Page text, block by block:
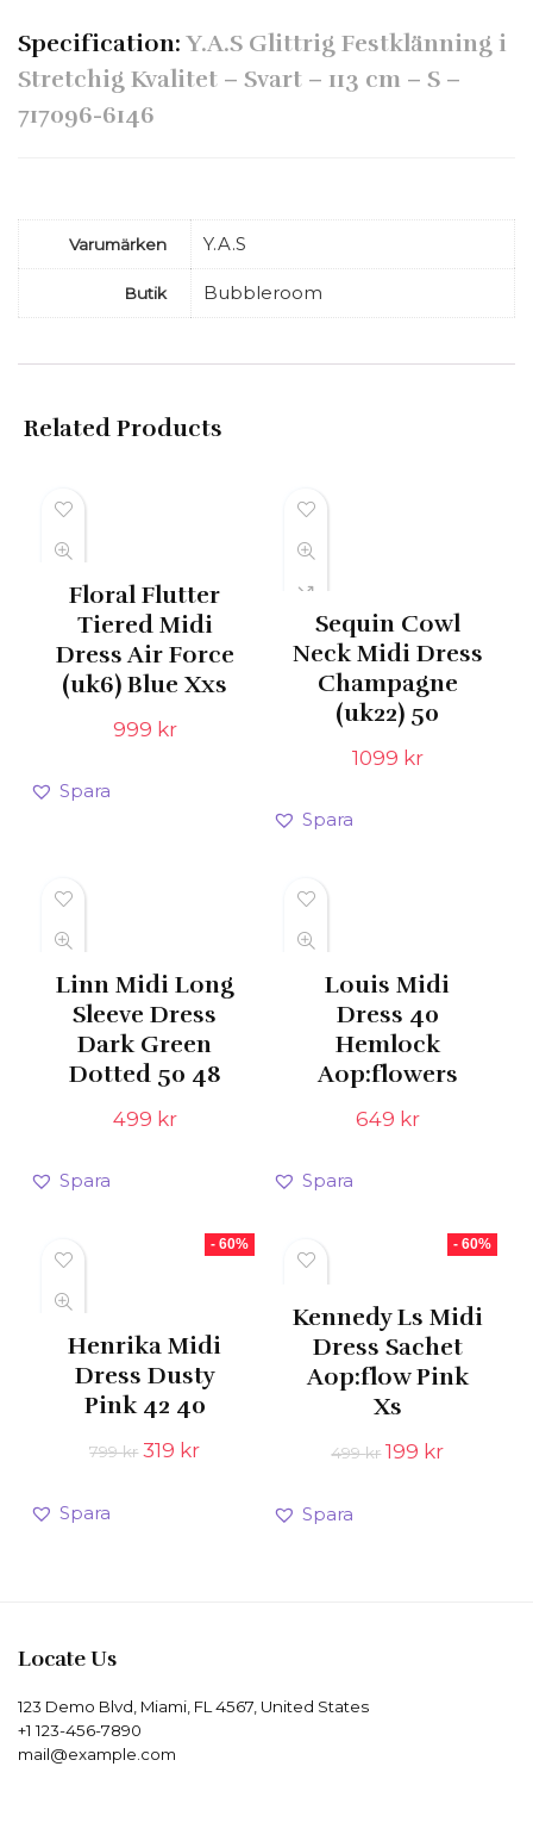
Specification:Y.A.S Glittrig Festklänning i
Stretchig Kvalitet – Svart – 113 cm – S –
717096-6146
Varumärken Y.A.S
Butik Bubbleroom
Related Products
Floral Flutter
Tiered Midi
Dress Air Force
(uk6) Blue Xxs
999 kr
Spara
Sequin Cowl
Neck Midi Dress
Champagne
(uk22) 50
1099 kr
Spara
Linn Midi Long
Sleeve Dress
Dark Green
Dotted 50 48
499 kr
Spara
Louis Midi
Dress 40
Hemlock
Aop:flowers
649 kr
Spara
- 60%
Henrika Midi
Dress Dusty
Pink 42 40
799kr Det
319 krDet
Spara
- 60%
Kennedy Ls Midi
Dress Sachet
Aop:flow Pink
Xs
499kr Det
199 krDet
Spara
Locate Us
123 Demo Blvd, Miami, FL 4567, United States
+1 123-456-7890
mail@example.com